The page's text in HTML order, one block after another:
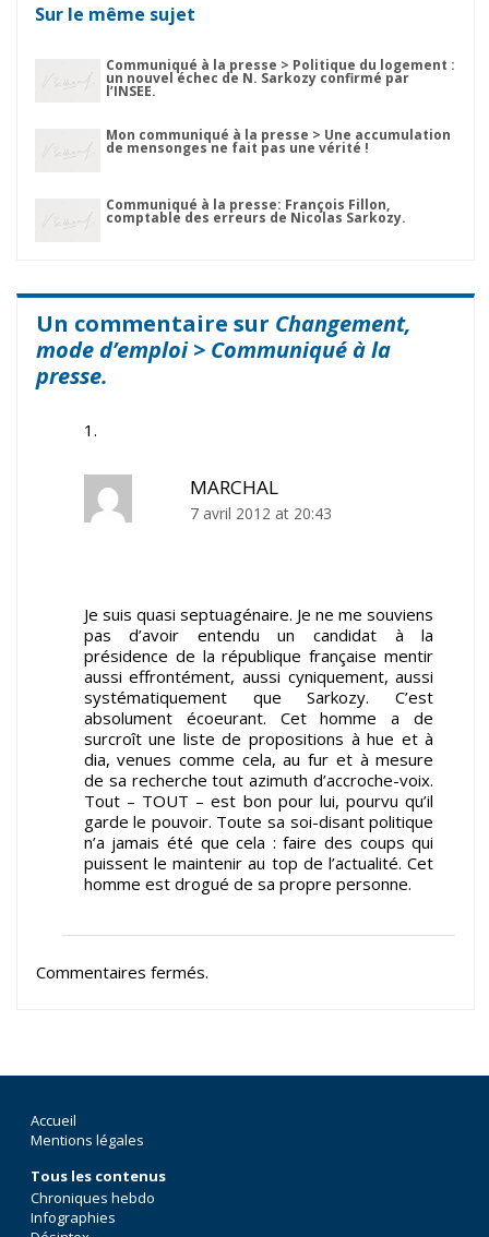
Sur le même sujet
Communiqué à la presse > Politique du logement :
un nouvel échec de N. Sarkozy confirmé par
l’INSEE.
Mon communiqué à la presse > Une accumulation
de mensonges ne fait pas une vérité !
Communiqué à la presse: François Fillon,
comptable des erreurs de Nicolas Sarkozy.
Un commentaire sur Changement,
mode d’emploi > Communiqué à la
presse.
MARCHAL
7 avril 2012 at 20:43
Je suis quasi septuagénaire. Je ne me souviens
pas d’avoir entendu un candidat à la
présidence de la république française mentir
aussi effrontément, aussi cyniquement, aussi
systématiquement que Sarkozy. C’est
absolument écoeurant. Cet homme a de
surcroît une liste de propositions à hue et à
dia, venues comme cela, au fur et à mesure
de sa recherche tout azimuth d’accroche-voix.
Tout – TOUT – est bon pour lui, pourvu qu’il
garde le pouvoir. Toute sa soi-disant politique
n’a jamais été que cela : faire des coups qui
puissent le maintenir au top de l’actualité. Cet
homme est drogué de sa propre personne.
Commentaires fermés.
Accueil
Mentions légales
Tous les contenus
Chroniques hebdo
Infographies